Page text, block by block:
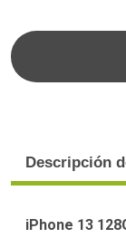
Descripción
iPhone 13